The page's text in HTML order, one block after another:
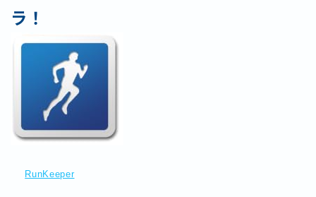
ラ！
RunKeeper